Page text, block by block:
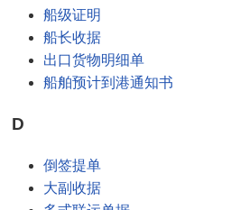
船级证明
船长收据
出口货物明细单
船舶预计到港通知书
D
倒签提单
大副收据